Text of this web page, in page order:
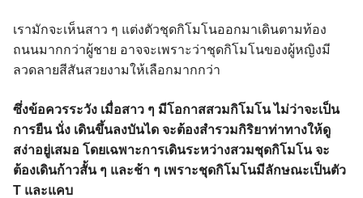
เรามักจะเห็นสาว ๆ แต่งตัวชุดกิโมโนออกมาเดินตามท้อง
ถนนมากกว่าผู้ชาย อาจจะเพราะว่าชุดกิโมโนของผู้หญิงมี
ลวดลายสีสันสวยงามให้เลือกมากกว่า
ซึ่งข้อควรระวัง เมื่อสาว ๆ มีโอกาสสวมกิโมโน ไม่ว่าจะเป็น
การยืน นั่ง เดินขึ้นลงบันได จะต้องสำรวมกิริยาท่าทางให้ดู
สง่าอยู่เสมอ โดยเฉพาะการเดินระหว่างสวมชุดกิโมโน จะ
ต้องเดินก้าวสั้น ๆ และช้า ๆ เพราะชุดกิโมโนมีลักษณะเป็นตัว
T และแคบ